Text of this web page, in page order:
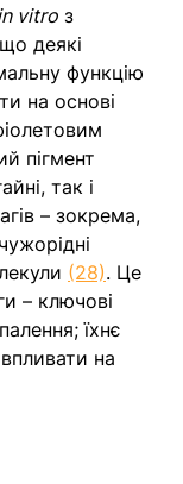
vitro з
деякі
функцію
на основі
пігмент
так і
– зокрема,
(28). Це
– ключові
їхнє
на